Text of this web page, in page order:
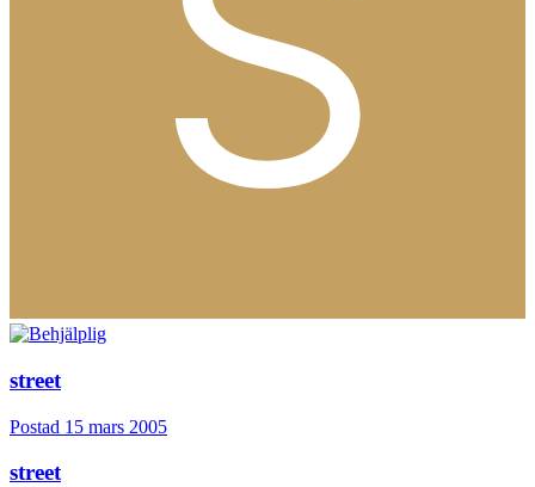
street
Postad 15 mars 2005
street